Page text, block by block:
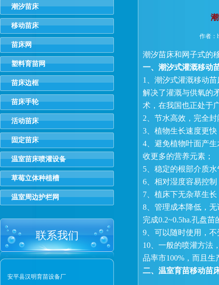
潮汐苗床
移动苗床
苗床网
塑料育苗网
苗床边框
苗床手轮
活动苗床
固定苗床
温室苗床喷灌设备
草莓立体种植槽
温室周边护栏网
联系我们
安平县汉明育苗设备厂
作者：
潮汐苗床和网子式的
一、潮汐式灌溉移动
1、潮汐式灌溉移动
解决了灌溉与供氧的
术，在我国也正处于
2、节水高效，完全
3、植物生长速度更
4、避免植物叶面产
收更多的营养元素；
5、稳定的根部介质
6、相对湿度容易控
7、植床下无杂草生
8、管理成本降低，
完成0.2~0.5ha.孔盘苗
9、可以随时使用，
10、一般的喷灌方法
品率市100%，而且
二、温室育苗移动苗